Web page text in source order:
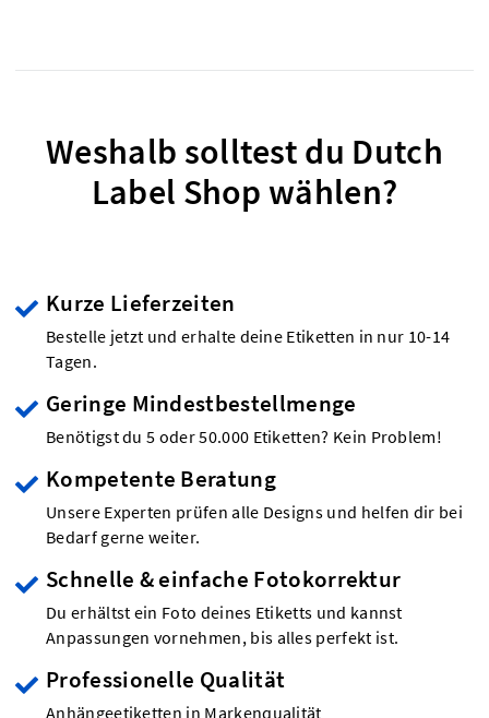
Weshalb solltest du Dutch
Label Shop wählen?
Kurze Lieferzeiten
Bestelle jetzt und erhalte deine Etiketten in nur 10-14
Tagen.
Geringe Mindestbestellmenge
Benötigst du 5 oder 50.000 Etiketten? Kein Problem!
Kompetente Beratung
Unsere Experten prüfen alle Designs und helfen dir bei
Bedarf gerne weiter.
Schnelle & einfache Fotokorrektur
Du erhältst ein Foto deines Etiketts und kannst
Anpassungen vornehmen, bis alles perfekt ist.
Professionelle Qualität
Anhängeetiketten in Markenqualität